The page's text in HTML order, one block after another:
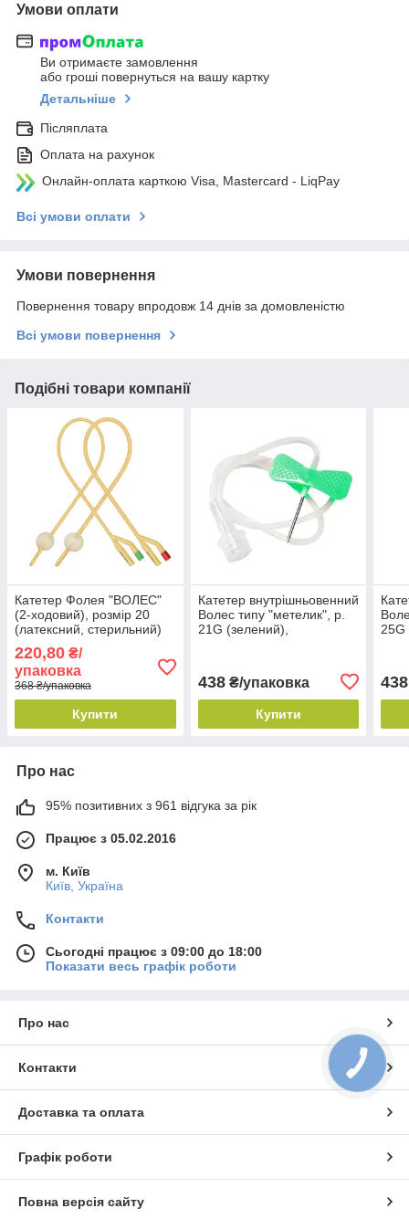
Умови оплати
Ви отримаєте замовлення
або гроші повернуться на вашу картку
Детальніше
Післяплата
Оплата на рахунок
Онлайн-оплата карткою Visa, Mastercard - LiqPay
Всі умови оплати
Умови повернення
Повернення товару впродовж 14 днів за домовленістю
Всі умови повернення
Подібні товари компанії
Катетер Фолея "ВОЛЕС"
(2-ходовий), розмір 20
(латексний, стерильний)
220,80 ₴/
упаковка
368 ₴/упаковка
Купити
Катетер внутрішньовенний
Волес типу "метелик", р.
21G (зелений),
438₴/упаковка
Купити
25G
438
Про нас
95% позитивних з 961 відгука за рік
Працює з 05.02.2016
м. Київ
Київ, Україна
Контакти
Сьогодні працює з 09:00 до 18:00
Показати весь графік роботи
Про нас
Контакти
Доставка та оплата
Графік роботи
Повна версія сайту
КНОПКА
ЗВ'ЯЗКУ